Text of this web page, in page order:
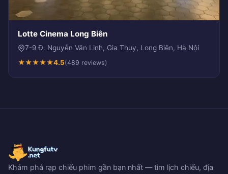
Lotte Cinema Long Biên
7-9 Đ. Nguyễn Văn Linh, Gia Thụy, Long Biên, Hà Nội
★★★★★4.5(489 reviews)
Khám phá rạp chiếu phim gần bạn nhất — tìm lịch chiếu, địa